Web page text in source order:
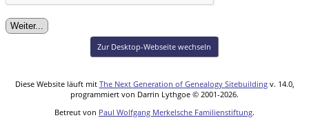
Zur Desktop-Webseite wechseln
Diese Website läuft mit The Next Generation of Genealogy Sitebuildingv. 14.0,
programmiert von Darrin Lythgoe © 2001-2026.
Betreut von Paul Wolfgang Merkelsche Familienstiftung.